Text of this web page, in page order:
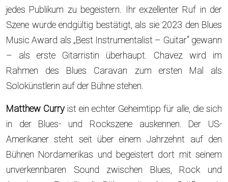
jedes Publikum zu begeistern. Ihr exzellenter Ruf in der
Szene wurde endgültig bestätigt, als sie 2023 den Blues
Music Award als „Best Instrumentalist – Guitar“ gewann
– als erste Gitarristin überhaupt. Chavez wird im
Rahmen des Blues Caravan zum ersten Mal als
Solokünstlerin auf der Bühne stehen.
Matthew Curry ist ein echter Geheimtipp für alle, die sich
in der Blues- und Rockszene auskennen. Der US-
Amerikaner steht seit über einem Jahrzehnt auf den
Bühnen Nordamerikas und begeistert dort mit seinem
unverkennbaren Sound zwischen Blues, Rock und